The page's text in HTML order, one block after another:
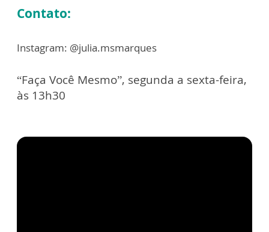
Contato:
Instagram: @julia.msmarques
“Faça Você Mesmo”, segunda a sexta-feira,
às 13h30